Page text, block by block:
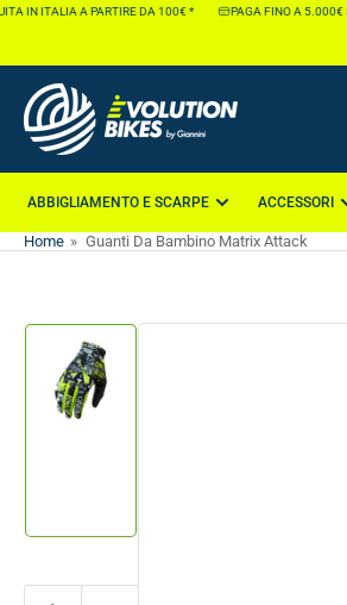
Vai
ai
contenuti
IN ITALIA A PARTIRE DA 100€ * PAGA FINO A 5.000€
ABBIGLIAMENTO E SCARPE ACCESSORI
Home » Guanti Da Bambino Matrix Attack
Vai
direttamente
informazioni